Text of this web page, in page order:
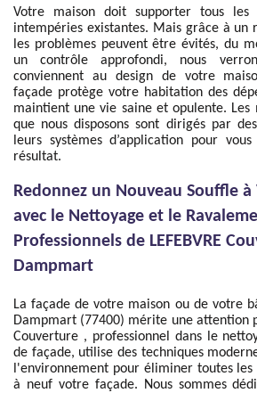
Votre maison doit supporter tous les
intempéries existantes. Mais grâce à un
les problèmes peuvent être évités, du
un contrôle approfondi, nous
conviennent au design de votre
façade protège votre habitation des
maintient une vie saine et opulente. Les
que nous disposons sont dirigés par
leurs systèmes d’application pour
résultat.
Redonnez un Nouveau Souffle à
avec le Nettoyage et le
Professionnels de LEFEBVRE
Dampmart
La façade de votre maison ou de votre
Dampmart (77400) mérite une attention
Couverture , professionnel dans le
de façade, utilise des techniques
l'environnement pour éliminer toutes
à neuf votre façade. Nous sommes